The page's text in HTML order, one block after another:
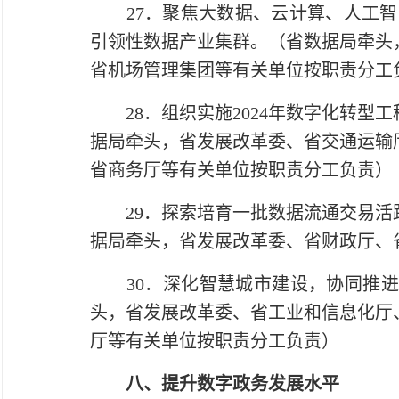
27．聚焦大数据、云计算、人工智
引领性数据产业集群。（省数据局牵
省机场管理集团等有关单位按职责分工
28．组织实施2024年数字化转型工
据局牵头，省发展改革委、省交通运
省商务厅等有关单位按职责分工负责）
29．探索培育一批数据流通交易活
据局牵头，省发展改革委、省财政厅
30．深化智慧城市建设，协同推进
头，省发展改革委、省工业和信息化
厅等有关单位按职责分工负责）
八、提升数字政务发展水平